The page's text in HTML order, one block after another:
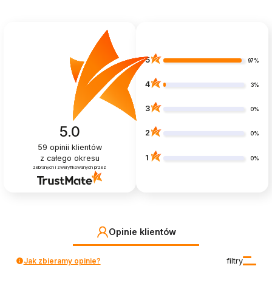
5.0
59 opinii klientów
z całego okresu
zebranych i zweryfikowanych przez
5 97%
4 3%
3 0%
2 0%
1 0%
Opinie klientów
filtry
Jak zbieramy opinie?